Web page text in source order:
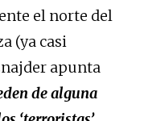
el norte del
(ya casi
apunta
de alguna